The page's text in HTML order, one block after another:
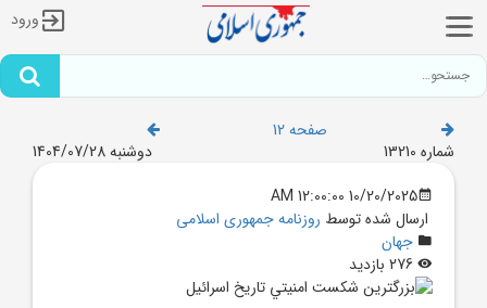
ورود
صفحه 12
شماره 13210
دوشنبه 1404/07/28
10/20/2025 12:00:00 AM
ارسال شده توسط روزنامه جمهوری اسلامی
جهان